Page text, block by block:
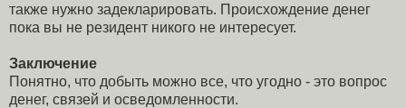
также нужно задекларировать. Происхождение денег
пока вы не резидент никого не интересует.
Заключение
Понятно, что добыть можно все, что угодно - это вопрос
денег, связей и осведомленности.